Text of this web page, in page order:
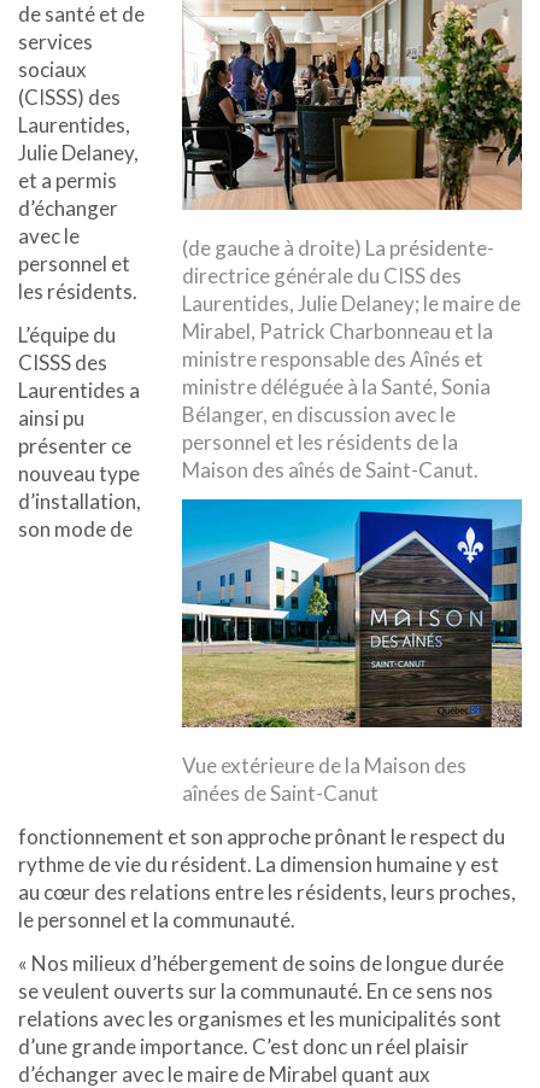
(de gauche à droite) La présidente-
directrice générale du CISS des
Laurentides, Julie Delaney; le maire de
Mirabel, Patrick Charbonneau et la
ministre responsable des Aînés et
ministre déléguée à la Santé, Sonia
Bélanger, en discussion avec le
personnel et les résidents de la
Maison des aînés de Saint-Canut.
Vue extérieure de la Maison des
aînées de Saint-Canut
de santé et de
services
sociaux
(CISSS) des
Laurentides,
Julie Delaney,
et a permis
d’échanger
avec le
personnel et
les résidents.
L’équipe du
CISSS des
Laurentides a
ainsi pu
présenter ce
nouveau type
d’installation,
son mode de
fonctionnement et son approche prônant le respect du
rythme de vie du résident. La dimension humaine y est
au cœur des relations entre les résidents, leurs proches,
le personnel et la communauté.
« Nos milieux d’hébergement de soins de longue durée
se veulent ouverts sur la communauté. En ce sens nos
relations avec les organismes et les municipalités sont
d’une grande importance. C’est donc un réel plaisir
d’échanger avec le maire de Mirabel quant aux